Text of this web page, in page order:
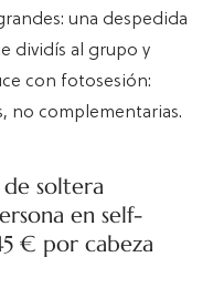
una despedida
dividís al grupo y
con fotosesión:
no complementarias.
soltera
en self-
€ por cabeza